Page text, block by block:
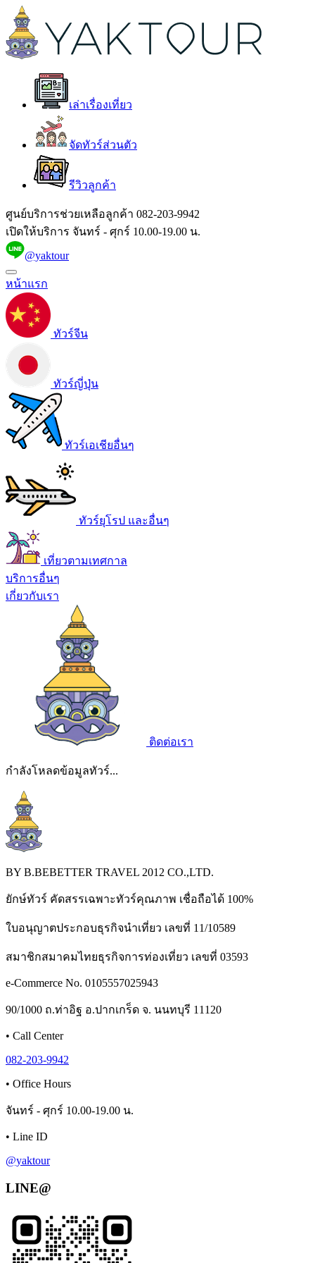
เล่าเรื่องเที่ยว
จัดทัวร์ส่วนตัว
รีวิวลูกค้า
ศูนย์บริการช่วยเหลือลูกค้า 082-203-9942
เปิดให้บริการ จันทร์ - ศุกร์ 10.00-19.00 น.
@yaktour
หน้าแรก
ทัวร์จีน
ทัวร์ญี่ปุ่น
ทัวร์เอเชียอื่นๆ
ทัวร์ยุโรป และอื่นๆ
เที่ยวตามเทศกาล
บริการอื่นๆ
เกี่ยวกับเรา
ติดต่อเรา
กำลังโหลดข้อมูลทัวร์...
BY B.BEBETTER TRAVEL 2012 CO.,LTD.
ยักษ์ทัวร์ คัดสรรเฉพาะทัวร์คุณภาพ เชื่อถือได้ 100%
ใบอนุญาตประกอบธุรกิจนำเที่ยว เลขที่ 11/10589
สมาชิกสมาคมไทยธุรกิจการท่องเที่ยว เลขที่ 03593
e-Commerce No. 0105557025943
90/1000 ถ.ท่าอิฐ อ.ปากเกร็ด จ. นนทบุรี 11120
• Call Center
082-203-9942
• Office Hours
จันทร์ - ศุกร์ 10.00-19.00 น.
• Line ID
@yaktour
LINE@